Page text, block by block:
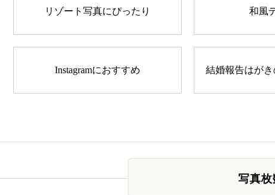
リゾート写真にぴったり 和風
Instagramにおすすめ 結婚報告はが
写真枚